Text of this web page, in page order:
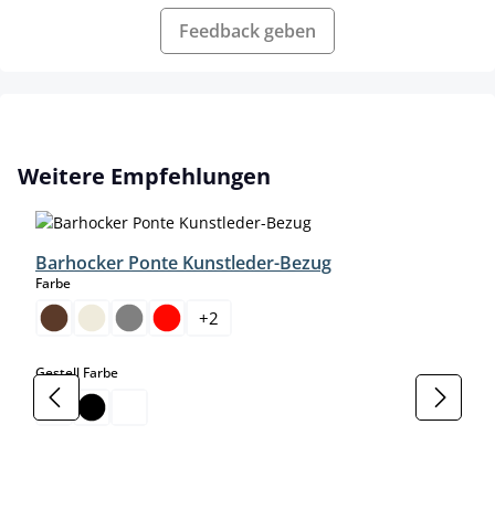
Feedback geben
Produktgalerie überspringen
Weitere Empfehlungen
Barhocker Ponte Kunstleder-Bezug
Farbeauswählen
+2
Gestell Farbeauswählen